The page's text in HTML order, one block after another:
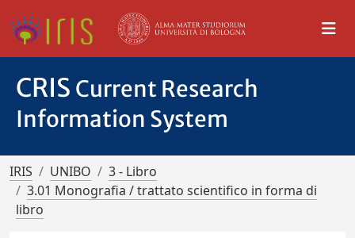
CRIS Current Research
Information System
IRIS UNIBO
3 - Libro
3.01 Monografia / trattato scientifico in forma di
libro